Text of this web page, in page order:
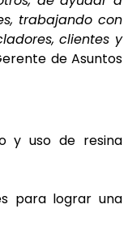
trabajando con
clientes y
de Asuntos
y uso de resina
para lograr una